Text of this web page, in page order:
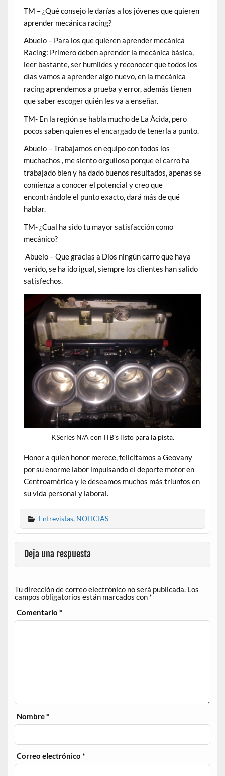
TM – ¿Qué consejo le darías a los jóvenes que quieren
aprender mecánica racing?
Abuelo – Para los que quieren aprender mecánica
Racing: Primero deben aprender la mecánica básica,
leer bastante, ser humildes y reconocer que todos los
días vamos a aprender algo nuevo, en la mecánica
racing aprendemos a prueba y error, además tienen
que saber escoger quién les va a enseñar.
TM- En la región se habla mucho de La Ácida, pero
pocos saben quien es el encargado de tenerla a punto.
Abuelo – Trabajamos en equipo con todos los
muchachos , me siento orgulloso porque el carro ha
trabajado bien y ha dado buenos resultados, apenas se
comienza a conocer el potencial y creo que
encontrándole el punto exacto, dará más de qué
hablar.
TM- ¿Cual ha sido tu mayor satisfacción como
mecánico?
Abuelo – Que gracias a Dios ningún carro que haya
venido, se ha ido igual, siempre los clientes han salido
satisfechos.
KSeries N/A con ITB’s listo para la pista.
Honor a quien honor merece, felicitamos a Geovany
por su enorme labor impulsando el deporte motor en
Centroamérica y le deseamos muchos más triunfos en
su vida personal y laboral.
Entrevistas, NOTICIAS
Deja una respuesta
Tu dirección de correo electrónico no será publicada. Los
campos obligatorios están marcados con *
Comentario*
Nombre*
Correo electrónico*